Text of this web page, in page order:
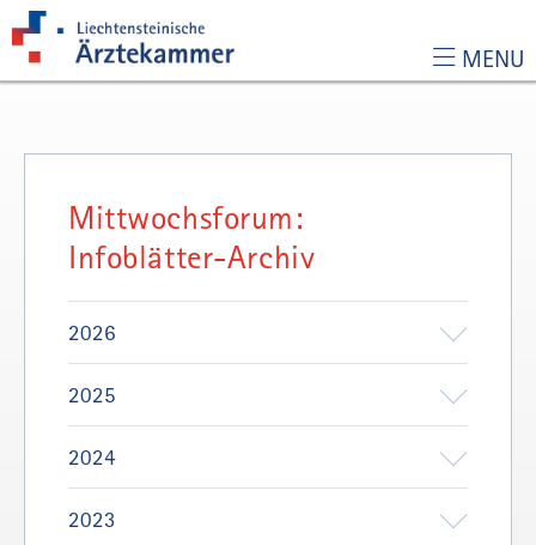
MENU
Mittwochsforum:
Infoblätter-Archiv
2026
2025
2024
2023